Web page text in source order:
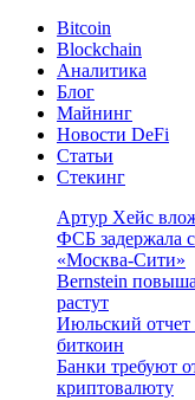
Bitcoin
Blockchain
Аналитика
Блог
Майнинг
Новости DeFi
Статьи
Стекинг
Артур Хейс
ФСБ задержала
«Москва-Сити»
Bernstein
растут
Июльский
биткоин
Банки требуют
криптовалюту